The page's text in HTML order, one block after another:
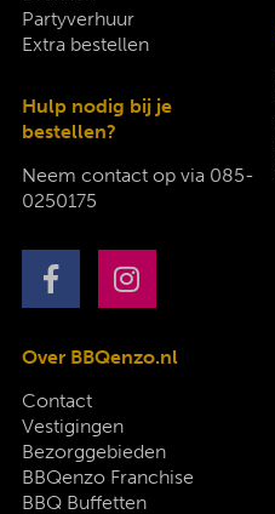
Partyverhuur
Extra bestellen
Hulp nodig bij je
bestellen?
Neem contact op via 085-
0250175
Over BBQenzo.nl
Contact
Vestigingen
Bezorggebieden
BBQenzo Franchise
BBQ Buffetten